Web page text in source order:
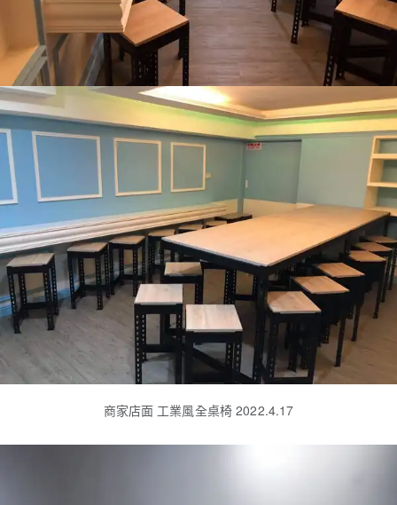
商家店面 工業風全桌椅 2022.4.17